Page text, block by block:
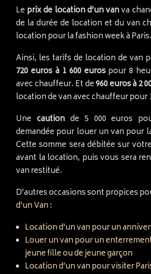
Leprix de location d’un vanva
de la durée de location et du van
location pour la fashion week à Paris.
Ainsi, les tarifs de location de van
720 euros à 1 600 eurospour 8
avec chauffeur. Et de960 euros à 2
location de van avec chauffeur pour
Une cautionde 5 000 euros
demandée pour louer un van pour
Cette somme sera débitée sur
avant la location, puis vous sera
van restitué.
D’autres occasions sont propices
d’un Van:
Location d’un van pour un
Louer un van pour un
jeune fille ou de jeune garçon
Location d’un van pour visiter